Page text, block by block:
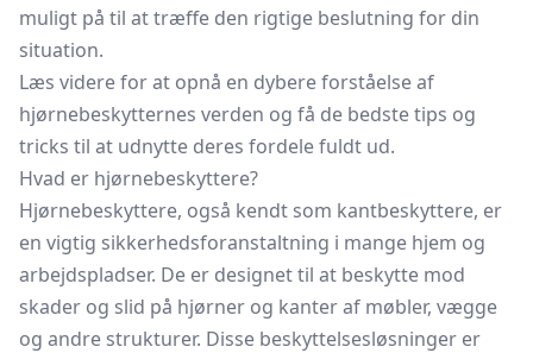
muligt på til at træffe den rigtige beslutning for din
situation.
Læs videre for at opnå en dybere forståelse af
hjørnebeskytternes verden og få de bedste tips og
tricks til at udnytte deres fordele fuldt ud.
Hvad er hjørnebeskyttere?
Hjørnebeskyttere, også kendt som kantbeskyttere, er
en vigtig sikkerhedsforanstaltning i mange hjem og
arbejdspladser. De er designet til at beskytte mod
skader og slid på hjørner og kanter af møbler, vægge
og andre strukturer. Disse beskyttelsesløsninger er